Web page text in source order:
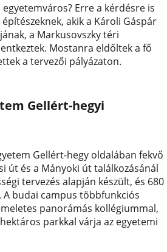
egyetemváros? Erre a kérdésre is
akik a Károli Gáspár
a Markusovszky téri
Mostanra eldőltek a fő
a tervezői pályázaton.
Gellért-hegyi
Gellért-hegy oldalában fekvő
út és a Mányoki út találkozásánál
tervezés alapján készült, és 680
budai campus többfunkciós
panorámás kollégiummal,
parkkal várja az egyetemi